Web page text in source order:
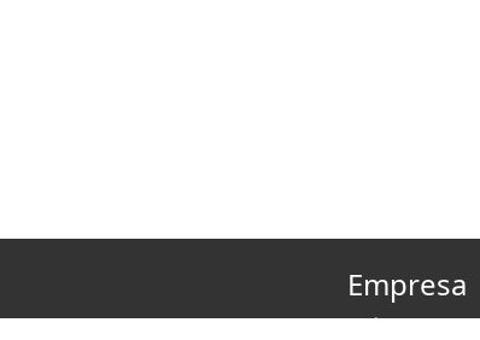
Empresa
Quiénes somos